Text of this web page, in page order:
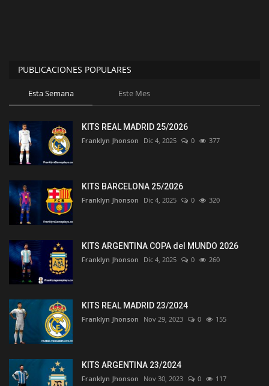
PUBLICACIONES POPULARES
Esta Semana Este Mes
KITS REAL MADRID 25/2026
Franklyn Jhonson Dic 4, 2025 0 377
KITS BARCELONA 25/2026
Franklyn Jhonson Dic 4, 2025 0 320
KITS ARGENTINA COPA del MUNDO 2026
Franklyn Jhonson Dic 4, 2025 0 260
KITS REAL MADRID 23/2024
Franklyn Jhonson Nov 29, 2023 0 155
KITS ARGENTINA 23/2024
Franklyn Jhonson Nov 30, 2023 0 117